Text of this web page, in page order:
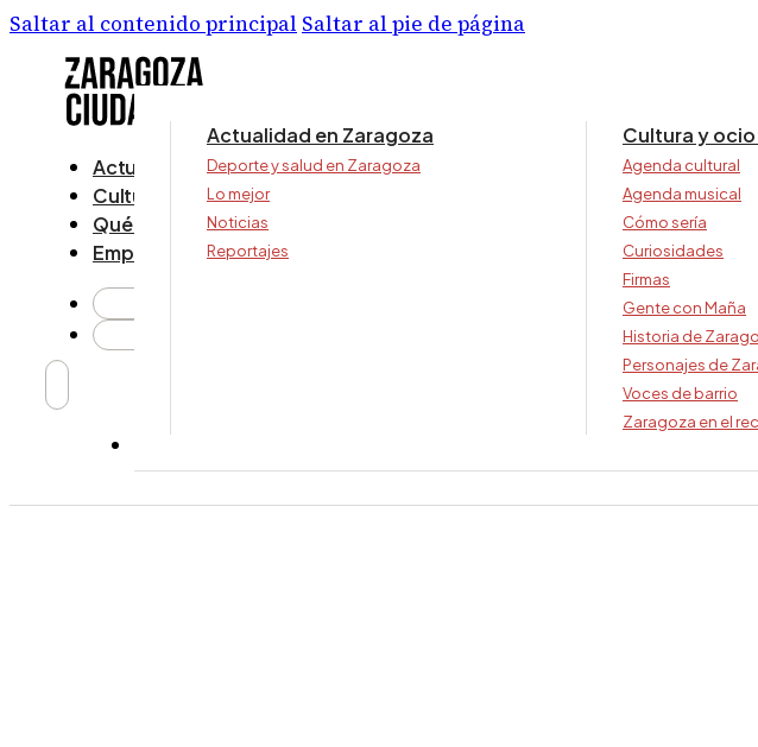
Saltar al contenido principal Saltar al pie de página
Actualidad
Cultura y ocio
Qué ver y hacer
Empresa
Actualidad en Zaragoza
Deporte y salud en Zaragoza
Lo mejor
Noticias
Reportajes
Cultura y
Agenda cultural
Agenda musical
Cómo sería
Curiosidades
Firmas
Gente con Maña
Historia de
Personajes de
Voces de barrio
Zaragoza en el